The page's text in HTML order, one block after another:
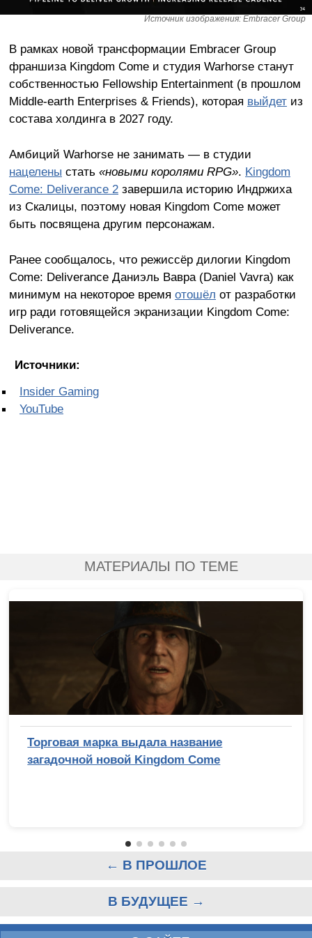
Источник изображения: Embracer Group
В рамках новой трансформации Embracer Group
франшиза Kingdom Come и студия Warhorse станут
собственностью Fellowship Entertainment (в прошлом
Middle-earth Enterprises & Friends), которая выйдетиз
состава холдинга в 2027 году.
Амбиций Warhorse не занимать — в студии
нацелены стать«новыми королями RPG». Kingdom
Come: Deliverance 2завершила историю Индржиха
из Скалицы, поэтому новая Kingdom Come может
быть посвящена другим персонажам.
Ранее сообщалось, что режиссёр дилогии Kingdom
Come: Deliverance Даниэль Вавра (Daniel Vavra) как
минимум на некоторое время отошёл от разработки
игр ради готовящейся экранизации Kingdom Come:
Deliverance.
Источники:
Insider Gaming
YouTube
МАТЕРИАЛЫ ПО ТЕМЕ
Торговая марка выдала название
загадочной новой Kingdom Come
← В ПРОШЛОЕ
В БУДУЩЕЕ →